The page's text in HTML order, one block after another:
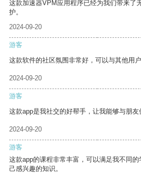
这款加速器VPM应用程序已经为我们带来了
护。
2024-09-20
游客
这款软件的社区氛围非常好，可以与其他用户
2024-09-20
游客
这款app是我社交的好帮手，让我能够与朋友
2024-09-20
游客
这款app的课程非常丰富，可以满足我不同
己感兴趣的知识。